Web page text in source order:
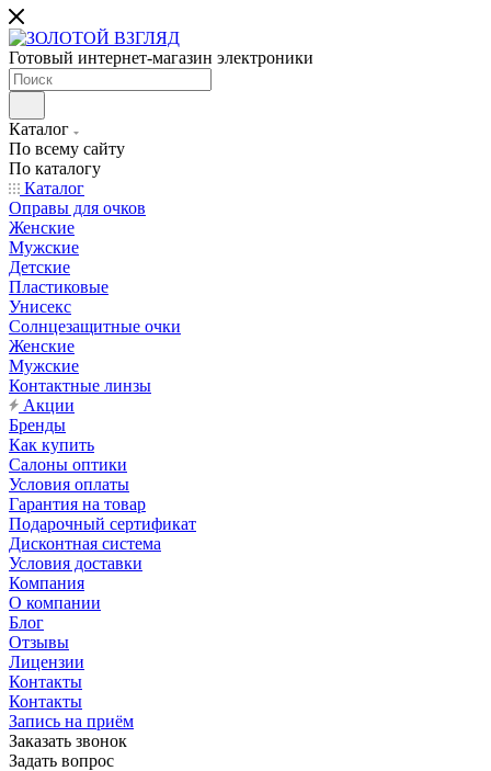
Готовый интернет-магазин электроники
Каталог
По всему сайту
По каталогу
Каталог
Оправы для очков
Женские
Мужские
Детские
Пластиковые
Унисекс
Солнцезащитные очки
Женские
Мужские
Контактные линзы
Акции
Бренды
Как купить
Салоны оптики
Условия оплаты
Гарантия на товар
Подарочный сертификат
Дисконтная система
Условия доставки
Компания
О компании
Блог
Отзывы
Лицензии
Контакты
Контакты
Запись на приём
Заказать звонок
Задать вопрос